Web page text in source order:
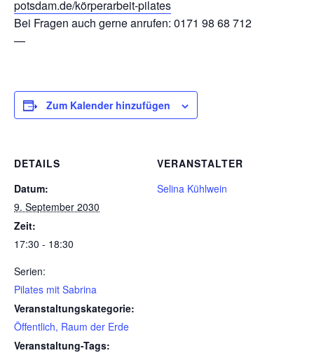
potsdam.de/körperarbeit-pilates
Bei Fragen auch gerne anrufen: 0171 98 68 712
—
Zum Kalender hinzufügen
DETAILS
Datum:
9. September 2030
Zeit:
17:30 - 18:30
Serien:
Pilates mit Sabrina
Veranstaltungskategorie:
Öffentlich, Raum der Erde
Veranstaltung-Tags:
VERANSTALTER
Selina Kühlwein